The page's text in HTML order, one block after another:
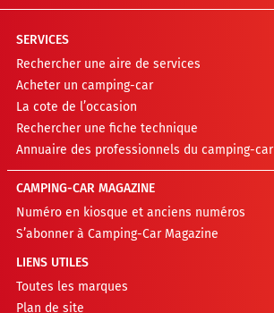
SERVICES
Rechercher une aire de services
Acheter un camping-car
La cote de l’occasion
Rechercher une fiche technique
Annuaire des professionnels du camping-car
CAMPING-CAR MAGAZINE
Numéro en kiosque et anciens numéros
S’abonner à Camping-Car Magazine
LIENS UTILES
Toutes les marques
Plan de site